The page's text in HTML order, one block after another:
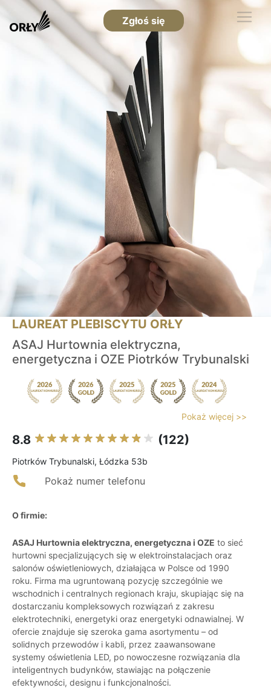
Zgłoś się
LAUREAT PLEBISCYTU ORŁY
ASAJ Hurtownia elektryczna,
energetyczna i OZE Piotrków Trybunalski
Pokaż więcej >>
8.8 (122)
Piotrków Trybunalski, Łódzka 53b
Pokaż numer telefonu
O firmie:
ASAJ Hurtownia elektryczna, energetyczna i OZE to sieć
hurtowni specjalizujących się w elektroinstalacjach oraz
salonów oświetleniowych, działająca w Polsce od 1990
roku. Firma ma ugruntowaną pozycję szczególnie we
wschodnich i centralnych regionach kraju, skupiając się na
dostarczaniu kompleksowych rozwiązań z zakresu
elektrotechniki, energetyki oraz energetyki odnawialnej. W
ofercie znajduje się szeroka gama asortymentu – od
solidnych przewodów i kabli, przez zaawansowane
systemy oświetlenia LED, po nowoczesne rozwiązania dla
inteligentnych budynków, stawiając na połączenie
efektywności, designu i funkcjonalności.